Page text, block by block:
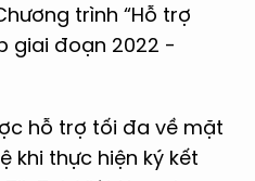
trình “Hỗ trợ
giai đoạn 2022 -
hỗ trợ tối đa về mặt
khi thực hiện ký kết